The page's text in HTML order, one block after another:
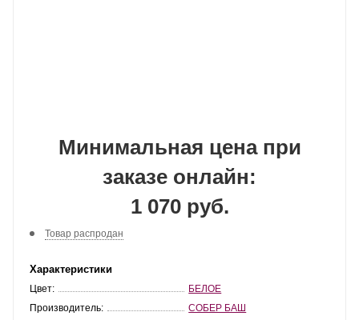
Минимальная цена при
заказе онлайн:
1 070 руб.
Товар распродан
Характеристики
Цвет:
БЕЛОЕ
Производитель:
СОБЕР БАШ